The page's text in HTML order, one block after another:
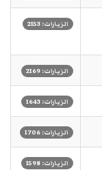
الزيارات: 2153
الزيارات: 2169
الزيارات: 1643
الزيارات: 1706
الزيارات: 1598